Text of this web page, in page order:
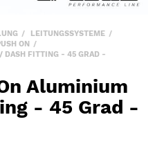
LEITUNGSSYSTEME
ON
DASH FITTING - 45 GRAD -
Aluminium
- 45 Grad -